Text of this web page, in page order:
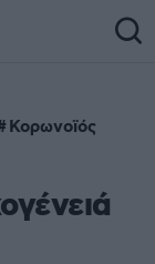
Κορωνοϊός